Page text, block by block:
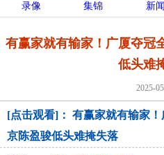
录像 集锦 新闻
有赢家就有输家！广厦夺冠
低头难
2025-
[点击观看]： 有赢家就有输家
京陈盈骏低头难掩失落